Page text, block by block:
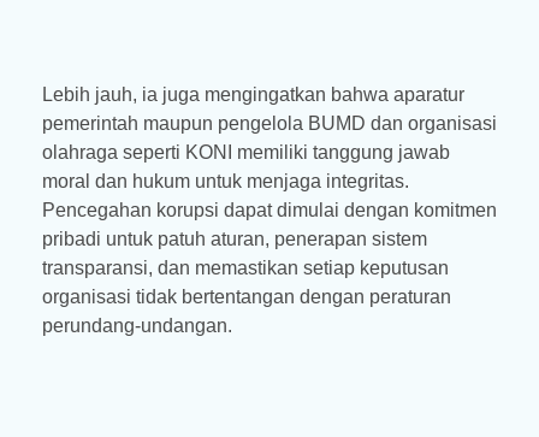
Lebih jauh, ia juga mengingatkan bahwa aparatur
pemerintah maupun pengelola BUMD dan organisasi
olahraga seperti KONI memiliki tanggung jawab
moral dan hukum untuk menjaga integritas.
Pencegahan korupsi dapat dimulai dengan komitmen
pribadi untuk patuh aturan, penerapan sistem
transparansi, dan memastikan setiap keputusan
organisasi tidak bertentangan dengan peraturan
perundang-undangan.